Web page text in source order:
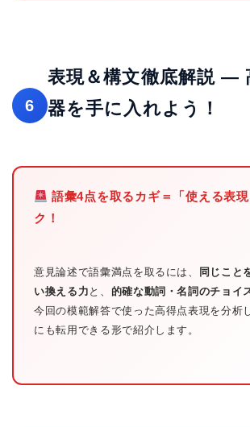
6
表現＆構文徹底解説 —
器を手に入れよう！
語彙4点を取るカギ＝「使える表
ク！
意見論述で語彙満点を取るには、
同じこと
い換える力 と、 的確な動詞・名詞のチョイ
今回の模範解答で使った高得点表現を分析
にも転用できる形で紹介します。